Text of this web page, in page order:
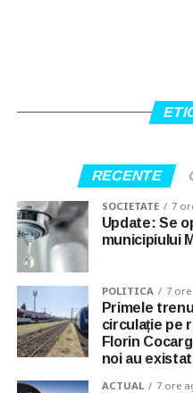
RECENTE
SOCIETATE 7
Update: Se
municipiului
POLITICA 7
Primele
circulație pe
Florin
noi au
ACTUAL 7 ore